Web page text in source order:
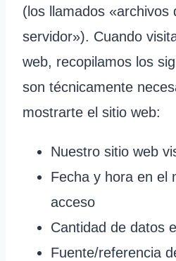
(los llamados «archivos
servidor»). Cuando
web, recopilamos los
son técnicamente
mostrarte el sitio web:
Nuestro sitio web
Fecha y hora en el
acceso
Cantidad de datos
Fuente/referencia